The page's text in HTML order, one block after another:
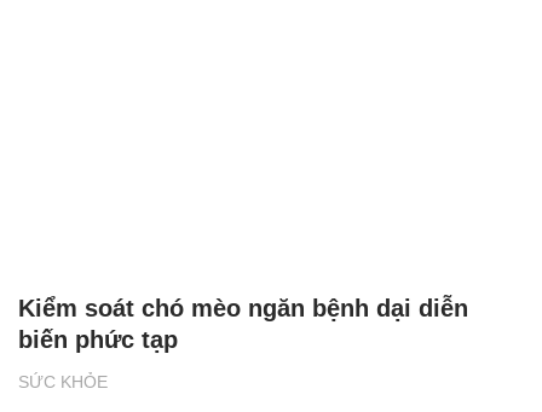
SỨC KHỎE
Kiểm soát chó mèo ngăn bệnh dại diễn
biến phức tạp